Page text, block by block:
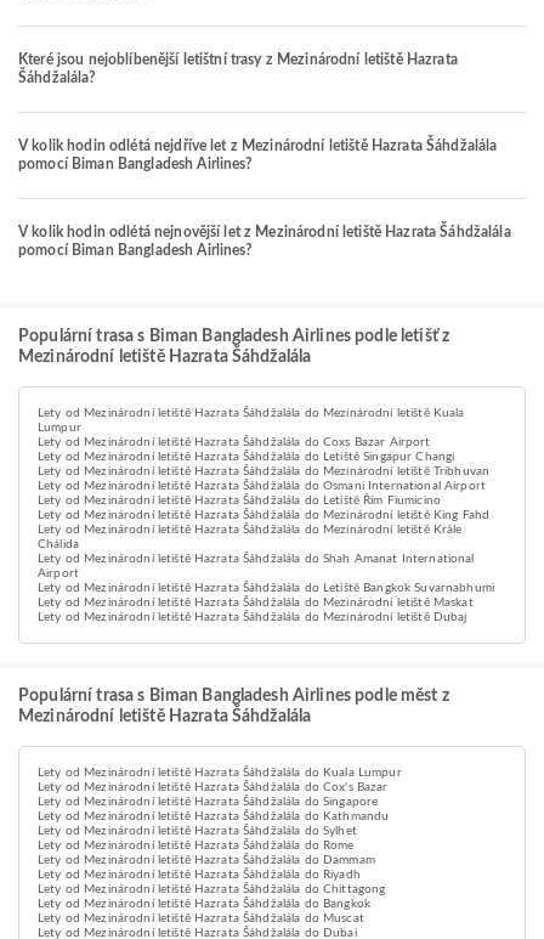
Které jsou nejoblíbenější letištní trasy z Mezinárodní letiště Hazrata
Šáhdžalála?
V kolik hodin odlétá nejdříve let z Mezinárodní letiště Hazrata Šáhdžalála
pomocí Biman Bangladesh Airlines?
V kolik hodin odlétá nejnovější let z Mezinárodní letiště Hazrata Šáhdžalála
pomocí Biman Bangladesh Airlines?
Populární trasa s Biman Bangladesh Airlines podle letišť z
Mezinárodní letiště Hazrata Šáhdžalála
Lety od Mezinárodní letiště Hazrata Šáhdžalála do Mezinárodní letiště Kuala
Lumpur
Lety od Mezinárodní letiště Hazrata Šáhdžalála do Coxs Bazar Airport
Lety od Mezinárodní letiště Hazrata Šáhdžalála do Letiště Singapur Changi
Lety od Mezinárodní letiště Hazrata Šáhdžalála do Mezinárodní letiště Tribhuvan
Lety od Mezinárodní letiště Hazrata Šáhdžalála do Osmani International Airport
Lety od Mezinárodní letiště Hazrata Šáhdžalála do Letiště Řím Fiumicino
Lety od Mezinárodní letiště Hazrata Šáhdžalála do Mezinárodní letiště King Fahd
Lety od Mezinárodní letiště Hazrata Šáhdžalála do Mezinárodní letiště Krále
Chálida
Lety od Mezinárodní letiště Hazrata Šáhdžalála do Shah Amanat International
Airport
Lety od Mezinárodní letiště Hazrata Šáhdžalála do Letiště Bangkok Suvarnabhumi
Lety od Mezinárodní letiště Hazrata Šáhdžalála do Mezinárodní letiště Maskat
Lety od Mezinárodní letiště Hazrata Šáhdžalála do Mezinárodní letiště Dubaj
Populární trasa s Biman Bangladesh Airlines podle měst z
Mezinárodní letiště Hazrata Šáhdžalála
Lety od Mezinárodní letiště Hazrata Šáhdžalála do Kuala Lumpur
Lety od Mezinárodní letiště Hazrata Šáhdžalála do Cox's Bazar
Lety od Mezinárodní letiště Hazrata Šáhdžalála do Singapore
Lety od Mezinárodní letiště Hazrata Šáhdžalála do Kathmandu
Lety od Mezinárodní letiště Hazrata Šáhdžalála do Sylhet
Lety od Mezinárodní letiště Hazrata Šáhdžalála do Rome
Lety od Mezinárodní letiště Hazrata Šáhdžalála do Dammam
Lety od Mezinárodní letiště Hazrata Šáhdžalála do Riyadh
Lety od Mezinárodní letiště Hazrata Šáhdžalála do Chittagong
Lety od Mezinárodní letiště Hazrata Šáhdžalála do Bangkok
Lety od Mezinárodní letiště Hazrata Šáhdžalála do Muscat
Lety od Mezinárodní letiště Hazrata Šáhdžalála do Dubai